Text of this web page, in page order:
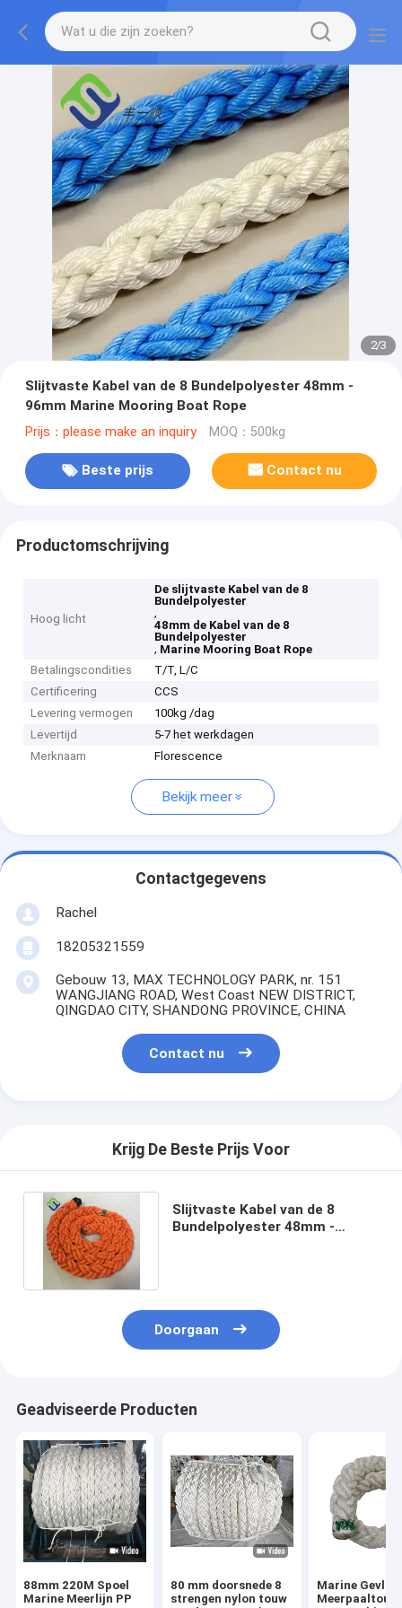
2/3
Slijtvaste Kabel van de 8 Bundelpolyester 48mm -
96mm Marine Mooring Boat Rope
Prijs：please make an inquiry MOQ：500kg
Beste prijs Contact nu
Productomschrijving
Hoog licht
De slijtvaste Kabel van de 8
Bundelpolyester
,
48mm de Kabel van de 8
Bundelpolyester
, Marine Mooring Boat Rope
Betalingscondities
T/T, L/C
Certificering
CCS
Levering vermogen
100kg /dag
Levertijd
5-7 het werkdagen
Merknaam
Florescence
Bekijk meer
Contactgegevens
Rachel
18205321559
Gebouw 13, MAX TECHNOLOGY PARK, nr. 151
WANGJIANG ROAD, West Coast NEW DISTRICT,
QINGDAO CITY, SHANDONG PROVINCE, CHINA
Contact nu
Krijg De Beste Prijs Voor
Slijtvaste Kabel van de 8
Bundelpolyester 48mm -
Doorgaan
Geadviseerde Producten
88mm 220M Spoel
Marine Meerlijn PP
80 mm doorsnede 8
strengen nylon touw
Marine
Meerpaaltouw